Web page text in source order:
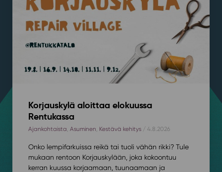
Korjauskylä aloittaa elokuussa
Rentukassa
Ajankohtaista Asuminen Kestävä kehitys/ 4.8.2026
Onko lempifarkuissa reikä tai tuoli vähän rikki? Tule
mukaan rentoon Korjauskylään, joka kokoontuu
kerran kuussa korjaamaan, tuunaamaan ja